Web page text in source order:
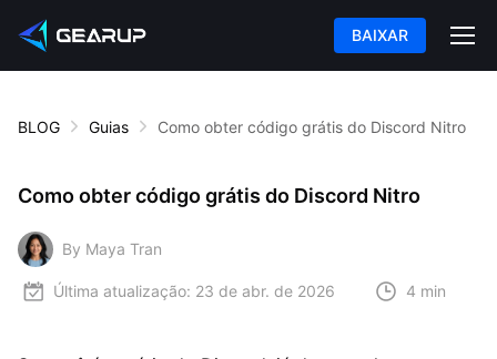
BAIXAR
BLOG Guias Como obter código grátis do Discord Nitro
Como obter código grátis do Discord Nitro
By Maya Tran
Última atualização: 23 de abr. de 2026 4 min